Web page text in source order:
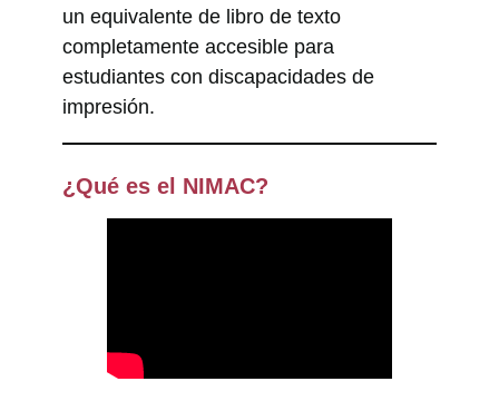
un equivalente de libro de texto
completamente accesible para
estudiantes con discapacidades de
impresión.
¿Qué es el NIMAC?